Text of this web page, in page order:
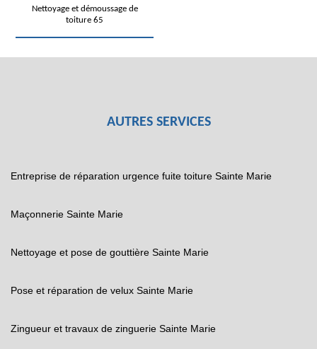
Nettoyage et démoussage de
toiture 65
AUTRES SERVICES
Entreprise de réparation urgence fuite toiture Sainte Marie
Maçonnerie Sainte Marie
Nettoyage et pose de gouttière Sainte Marie
Pose et réparation de velux Sainte Marie
Zingueur et travaux de zinguerie Sainte Marie